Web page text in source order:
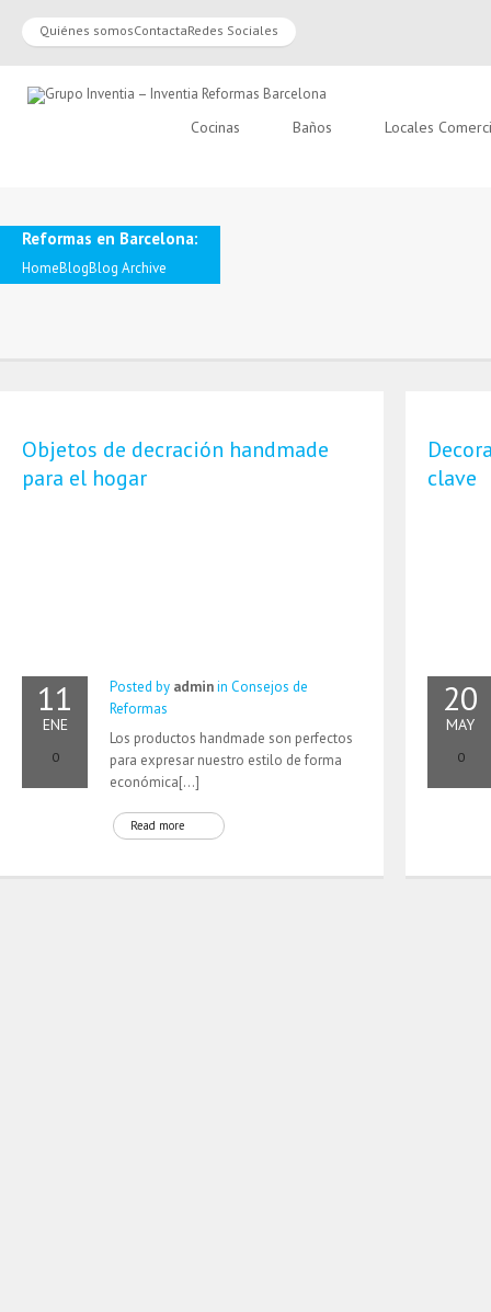
Quiénes somosContactaRedes Sociales
Cocinas Baños Locales
Reformas en Barcelona:
HomeBlogBlog Archive
Objetos de decración handmade
para el hogar
11
ENE
0
Posted by adminin Consejos de
Reformas
Los productos handmade son perfectos
para expresar nuestro estilo de forma
económica[…]
Read more
clave
20
MAY
0